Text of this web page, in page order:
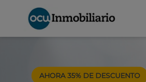
AHORA 35% DE DESCUENTO